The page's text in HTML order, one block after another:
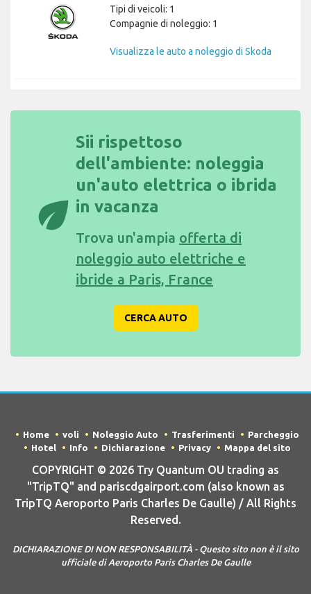
Tipi di veicoli: 1
Compagnie di noleggio: 1
Visualizza le auto a noleggio di Skoda
eco
Sii rispettoso
dell'ambiente: noleggia
un'auto elettrica o ibrida
in vacanza
Trova un'ampia offerta di
noleggio auto elettriche e
ibride a Paris, France
CERCA AUTO
Home voli Noleggio Auto Trasferimenti
Parcheggio
Hotel
Info Dichiarazione Privacy Mappa del sito
COPYRIGHT © 2026 Try Quantum OU trading as
"TripTQ" and pariscdgairport.com (also known as
TripTQ Aeroporto Paris Charles De Gaulle) / All Rights
Reserved.
DICHIARAZIONE DI NON RESPONSABILITÀ - Questo sito non è il sito
ufficiale di Aeroporto Paris Charles De Gaulle